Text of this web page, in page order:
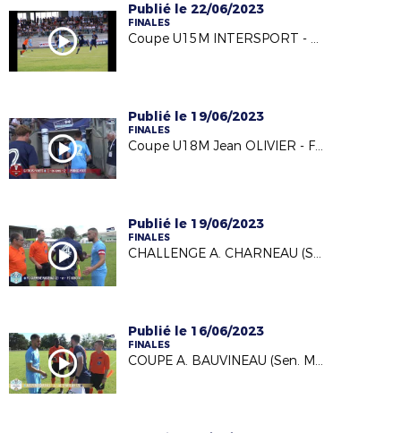
Publié le 22/06/2023
FINALES
Coupe U15M INTERSPORT - FINALES 2023 (11/06/23)
Publié le 19/06/2023
FINALES
Coupe U18M Jean OLIVIER - FINALES 2023 (11/06/23)
Publié le 19/06/2023
FINALES
CHALLENGE A. CHARNEAU (Sen. Masc.)- FINALES 2023 (11/06/23)
Publié le 16/06/2023
FINALES
COUPE A. BAUVINEAU (Sen. Masc.)- FINALES 2023 (11/06/23)